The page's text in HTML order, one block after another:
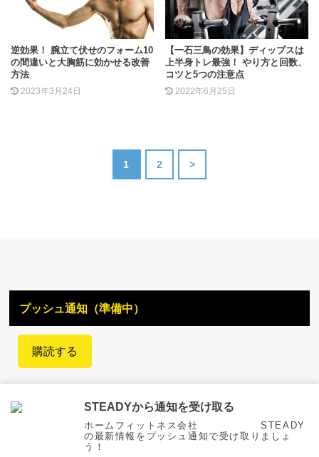
逆効果！ 腕立て伏せのフォーム10
の間違いと大胸筋に効かせる改善
方法
2023年3月24日
【一石三鳥の効果】ディップスは
上半身トレ最強！ やり方と回数、
コツと5つの注意点
2022年6月25日
1 2 >
プッシュ通知（準備中）
購読する
会社概要 プライバシーポリシー お問い合わせ
STEADYから通知を受け取る
ホームフィットネス会社 STEADY
の最新情報をプッシュ通知で受け取りましょ
う！